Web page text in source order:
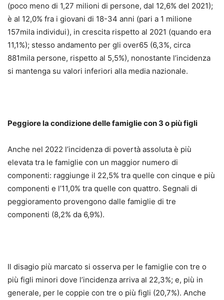
(poco meno di 1,27 milioni di persone, dal 12,6% del 2021);
è al 12,0% fra i giovani di 18-34 anni (pari a 1 milione
157mila individui), in crescita rispetto al 2021 (quando era
11,1%); stesso andamento per gli over65 (6,3%, circa
881mila persone, rispetto al 5,5%), nonostante l’incidenza
si mantenga su valori inferiori alla media nazionale.
Peggiore la condizione delle famiglie con 3 o più figli
Anche nel 2022 l’incidenza di povertà assoluta è più
elevata tra le famiglie con un maggior numero di
componenti: raggiunge il 22,5% tra quelle con cinque e più
componenti e l’11,0% tra quelle con quattro. Segnali di
peggioramento provengono dalle famiglie di tre
componenti (8,2% da 6,9%).
Il disagio più marcato si osserva per le famiglie con tre o
più figli minori dove l’incidenza arriva al 22,3%; e, più in
generale, per le coppie con tre o più figli (20,7%). Anche